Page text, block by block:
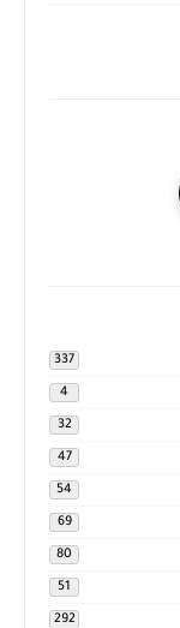
337
4
32
47
54
69
80
51
292